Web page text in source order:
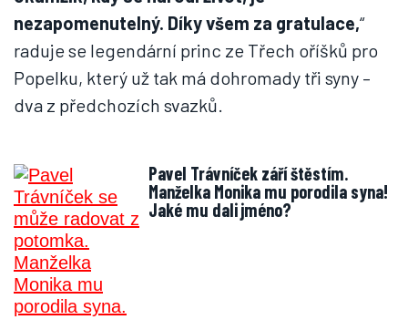
nezapomenutelný. Díky všem za gratulace,“
raduje se legendární princ ze Třech oříšků pro
Popelku, který už tak má dohromady tři syny –
dva z předchozích svazků.
Pavel Trávníček září štěstím.
Manželka Monika mu porodila syna!
Jaké mu dali jméno?